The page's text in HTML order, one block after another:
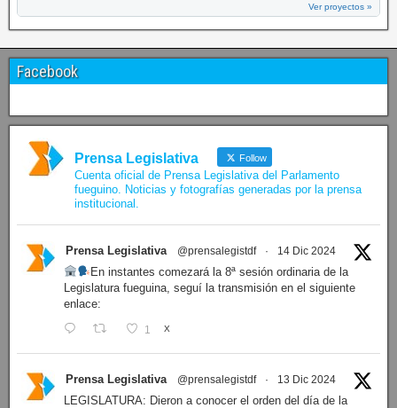
Ver proyectos »
Facebook
Prensa Legislativa Follow
Cuenta oficial de Prensa Legislativa del Parlamento
fueguino. Noticias y fotografías generadas por la prensa
institucional.
Prensa Legislativa @prensalegistdf · 14 Dic 2024
En instantes comezará la 8ª sesión ordinaria de la
Legislatura fueguina, seguí la transmisión en el siguiente
enlace:
1 X
Prensa Legislativa @prensalegistdf · 13 Dic 2024
LEGISLATURA: Dieron a conocer el orden del día de la